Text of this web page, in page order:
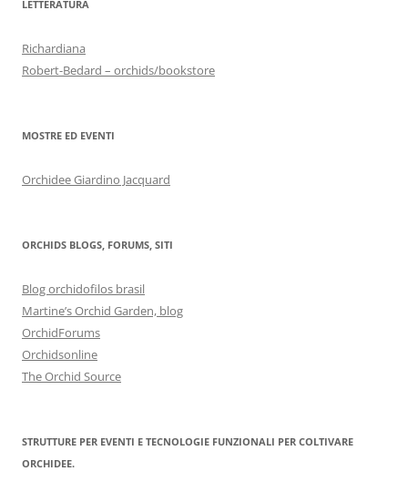
LETTERATURA
Richardiana
Robert-Bedard – orchids/bookstore
MOSTRE ED EVENTI
Orchidee Giardino Jacquard
ORCHIDS BLOGS, FORUMS, SITI
Blog orchidofilos brasil
Martine’s Orchid Garden, blog
OrchidForums
Orchidsonline
The Orchid Source
STRUTTURE PER EVENTI E TECNOLOGIE FUNZIONALI PER COLTIVARE
ORCHIDEE.